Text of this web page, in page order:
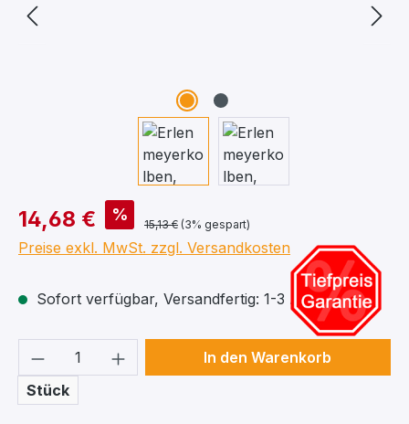
14,68 € %
15,13 € (3% gespart)
Preise exkl. MwSt. zzgl. Versandkosten
Sofort verfügbar, Versandfertig: 1-3 Arbeitstage
Produkt Anzahl: Gib den
Stück
In den Warenkorb